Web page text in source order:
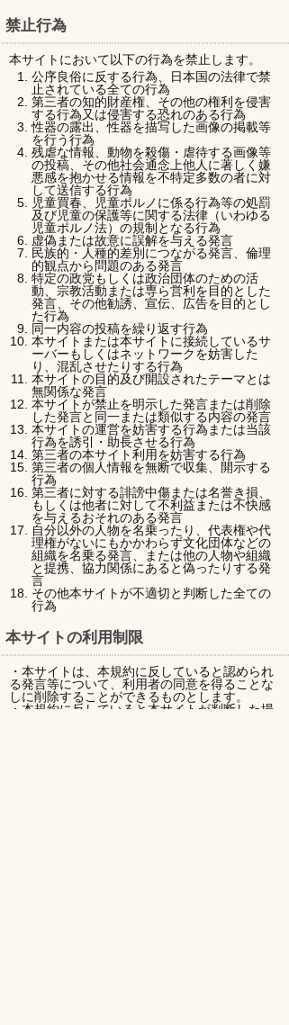
禁止行為
本サイトにおいて以下の行為を禁止します。
公序良俗に反する行為、日本国の法律で禁
止されている全ての行為
第三者の知的財産権、その他の権利を侵害
する行為又は侵害する恐れのある行為
性器の露出、性器を描写した画像の掲載等
を行う行為
残虐な情報、動物を殺傷・虐待する画像等
の投稿、その他社会通念上他人に著しく嫌
悪感を抱かせる情報を不特定多数の者に対
して送信する行為
児童買春、児童ポルノに係る行為等の処罰
及び児童の保護等に関する法律（いわゆる
児童ポルノ法）の規制となる行為
虚偽または故意に誤解を与える発言
民族的・人種的差別につながる発言、倫理
的観点から問題のある発言
特定の政党もしくは政治団体のための活
動、宗教活動または専ら営利を目的とした
発言、その他勧誘、宣伝、広告を目的とし
た行為
同一内容の投稿を繰り返す行為
本サイトまたは本サイトに接続しているサ
ーバーもしくはネットワークを妨害した
り、混乱させたりする行為
本サイトの目的及び開設されたテーマとは
無関係な発言
本サイトが禁止を明示した発言または削除
した発言と同一または類似する内容の発言
本サイトの運営を妨害する行為または当該
行為を誘引・助長させる行為
第三者の本サイト利用を妨害する行為
第三者の個人情報を無断で収集、開示する
行為
第三者に対する誹謗中傷または名誉き損、
もしくは他者に対して不利益または不快感
を与えるおそれのある発言
自分以外の人物を名乗ったり、代表権や代
理権がないにもかかわらず文化団体などの
組織を名乗る発言、または他の人物や組織
と提携、協力関係にあると偽ったりする発
言
その他本サイトが不適切と判断した全ての
行為
本サイトの利用制限
・本サイトは、本規約に反していると認められ
る発言等について、利用者の同意を得ることな
しに削除することができるものとします。
・本規約に反していると本サイトが判断した場